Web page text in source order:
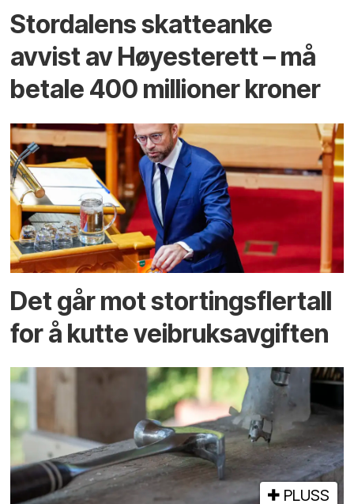
Stordalens skatteanke
avvist av Høyesterett – må
betale 400 millioner kroner
Det går mot stortingsflertall
for å kutte veibruks­avgiften
PLUSS